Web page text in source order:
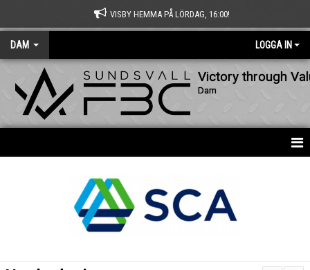
VISBY HEMMA PÅ LÖRDAG, 16:00!
DAM LOGGA IN
Victory through
Dam